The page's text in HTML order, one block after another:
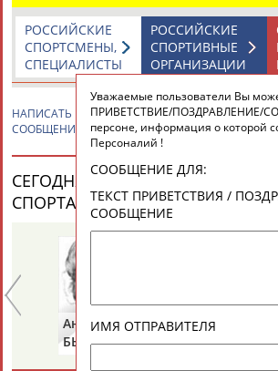
24 персон из 13181
ТАБЛО АКТИВНОСТИ
ЦЕЛИ ПРОЕКТА КОНТАКТЫ
Вопросы сотрудничества и совместной
Адресов в новостной рассылке: 996
Подпишись
РОССИЙСКИЕ
СПОРТИВНЫЕ
ОРГАНИЗАЦИИ
РОССИЙСКИЕ
СПОРТСМЕНЫ,
СПЕЦИАЛИСТЫ
НАПИСАТЬ Ксения МИШАРИНАПРИВЕТСТВИЕ
СООБЩЕНИЕ
СЕГОДНЯ ДЕНЬ РОЖДЕНИЯ У
СПОРТА (35 ПЕРСОНАЛИЙ)
Анатолий
БЫКОВ
Уважаемые пользователи Вы
ПРИВЕТСТВИЕ/ПОЗДРАВЛЕНИЕ/
персоне, информация о которой
Персоналий !
СООБЩЕНИЕ ДЛЯ:
ТЕКСТ ПРИВЕТСТВИЯ /
СООБЩЕНИЕ
ИМЯ ОТПРАВИТЕЛЯ